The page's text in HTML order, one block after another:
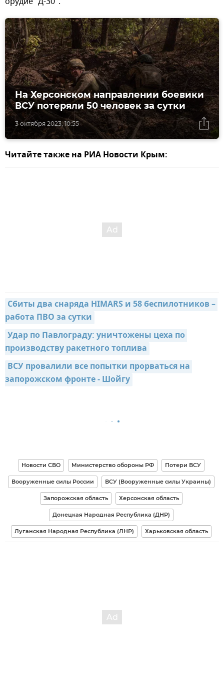
3 октября 2023, 10:55
На Херсонском направлении боевики
ВСУ потеряли 50 человек за сутки
Читайте также на РИА Новости Крым:
Сбиты два снаряда HIMARS и 58 беспилотников –
работа ПВО за сутки
Удар по Павлограду: уничтожены цеха по
производству ракетного топлива
ВСУ провалили все попытки прорваться на
запорожском фронте - Шойгу
Новости СВО Министерство обороны РФ Потери ВСУ
Вооруженные силы России ВСУ (Вооруженные силы Украины)
Запорожская область Херсонская область
Донецкая Народная Республика (ДНР)
Луганская Народная Республика (ЛНР) Харьковская область